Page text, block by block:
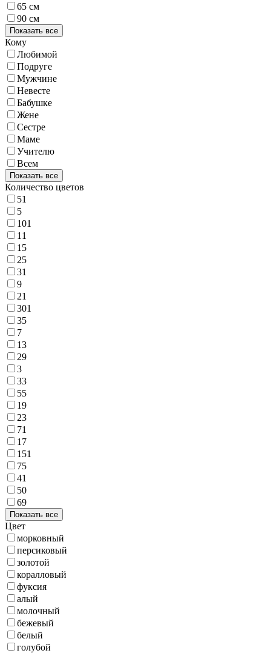
65 см
90 см
Показать все
Кому
Любимой
Подруге
Мужчине
Невесте
Бабушке
Жене
Сестре
Маме
Учителю
Всем
Показать все
Количество цветов
51
5
101
11
15
25
31
9
21
301
35
7
13
29
3
33
55
19
23
71
17
151
75
41
50
69
Показать все
Цвет
морковный
персиковый
золотой
коралловый
фуксия
алый
молочный
бежевый
белый
голубой